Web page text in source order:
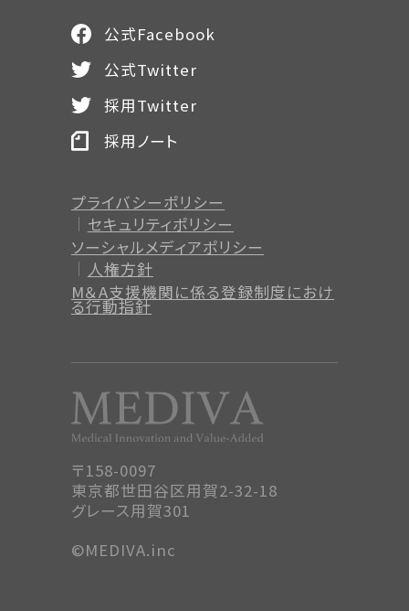
〒158-0097
東京都世田谷区用賀2-32-18
グレース用賀301
プライバシーポリシー
セキュリティポリシー
ソーシャルメディアポリシー
人権方針
M＆A支援機関に係る登録制度におけ
る行動指針
公式Facebook
公式Twitter
採用Twitter
採用ノート
©MEDIVA.inc